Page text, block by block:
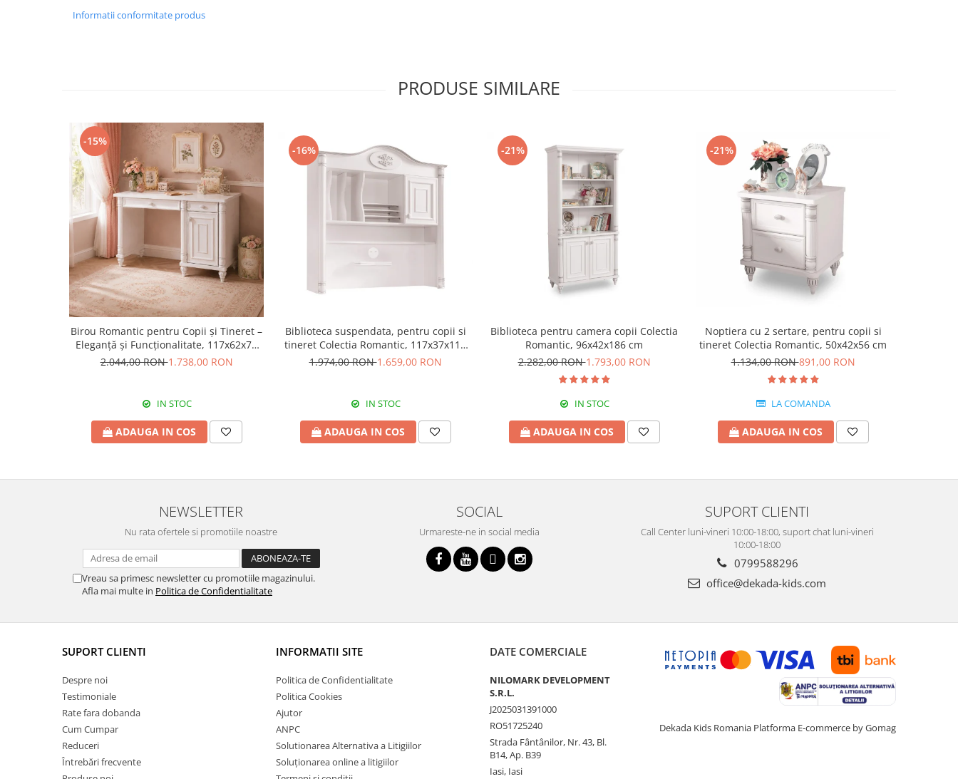
Informatii conformitate produs
PRODUSE SIMILARE
-15%
Birou Romantic pentru Copii și Tineret –
Eleganță și Funcționalitate, 117x62x75
cm
2.044,00 RON1.738,00 RON
IN STOC
ADAUGA IN COS
-16%
Biblioteca suspendata, pentru copii si
tineret Colectia Romantic, 117x37x119
cm
1.974,00 RON1.659,00 RON
IN STOC
ADAUGA IN COS
-21%
Biblioteca pentru camera copii Colectia
Romantic, 96x42x186 cm
2.282,00 RON1.793,00 RON
IN STOC
ADAUGA IN COS
-21%
Noptiera cu 2 sertare, pentru copii si
tineret Colectia Romantic, 50x42x56 cm
1.134,00 RON891,00 RON
LA COMANDA
ADAUGA IN COS
NEWSLETTER
Nu rata ofertele si promotiile noastre
Vreau sa primesc newsletter cu promotiile magazinului.
Afla mai multe in Politica de Confidentialitate
SOCIAL
Urmareste-ne in social media
SUPORT CLIENTI
Call Center luni-vineri 10:00-18:00, suport chat luni-vineri
10:00-18:00
0799588296
office@dekada-kids.com
SUPORT CLIENTI
Despre noi
Testimoniale
Rate fara dobanda
Cum Cumpar
Reduceri
Întrebări frecvente
INFORMATII SITE
Politica de Confidentialitate
Politica Cookies
Ajutor
ANPC
Solutionarea Alternativa a Litigiilor
Soluționarea online a litigiilor
DATE COMERCIALE
NILOMARK DEVELOPMENT
S.R.L.
J2025031391000
RO51725240
Strada Fântânilor, Nr. 43, Bl.
B14, Ap. B39
Iasi, Iasi
Dekada Kids Romania Platforma E-commerce by Gomag